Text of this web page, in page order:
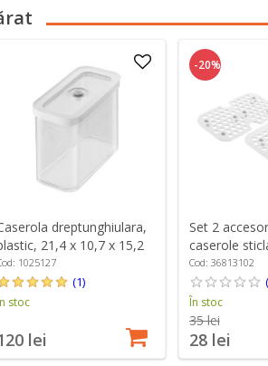
dreptunghiulara,
21,4 x 10,7 x 15,2
1,8L, "Cube" - Zwilling
1025127
(1)
stoc
lei
-20%
Set 2
caserole
"FRESH &
Cod: 36813102
În stoc
35 lei
28 lei